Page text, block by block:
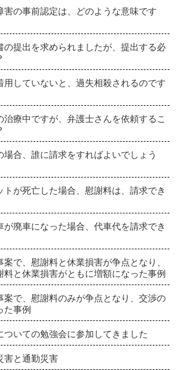
害の事前認定は、どのような意味です
の提出を求められましたが、提出する必
用していないと、過失相殺されるのです
治療中ですが、弁護士さんを依頼するこ
場合、誰に請求をすればよいでしょう
トが死亡した場合、慰謝料は、請求でき
が廃車になった場合、代車代を請求でき
で、慰謝料と休業損害が争点となり、
料と休業損害がともに増額になった事例
案で、慰謝料のみが争点となり、交渉の
た事例
ついての勉強会に参加してきました
害と通勤災害